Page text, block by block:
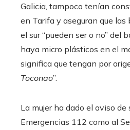
Galicia, tampoco tenían
en Tarifa y aseguran que
el sur “pueden ser o no” del
haya micro plásticos en el
significa que tengan por
Toconao”.
La mujer ha dado el aviso
Emergencias 112 como al